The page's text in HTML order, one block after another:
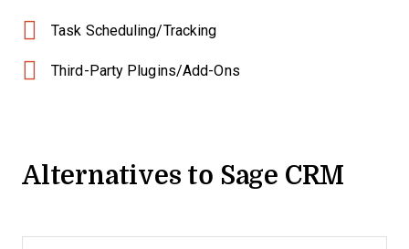
Task Scheduling/Tracking
Third-Party Plugins/Add-Ons
Alternatives to Sage CRM